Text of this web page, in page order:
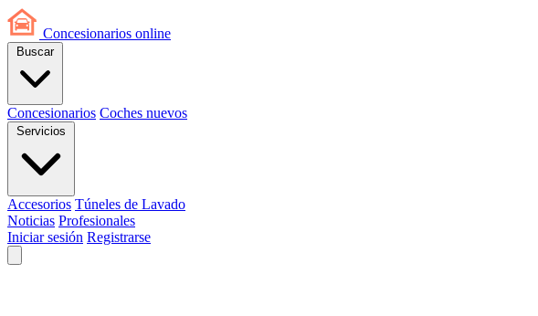
Concesionarios online
Buscar
Concesionarios Coches nuevos
Servicios
Accesorios Túneles de Lavado
Noticias Profesionales
Iniciar sesión Registrarse